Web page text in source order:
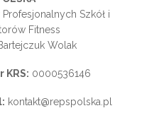
Profesjonalnych Szkół i
Fitness
Wolak
KRS: 0000536146
kontakt@repspolska.pl